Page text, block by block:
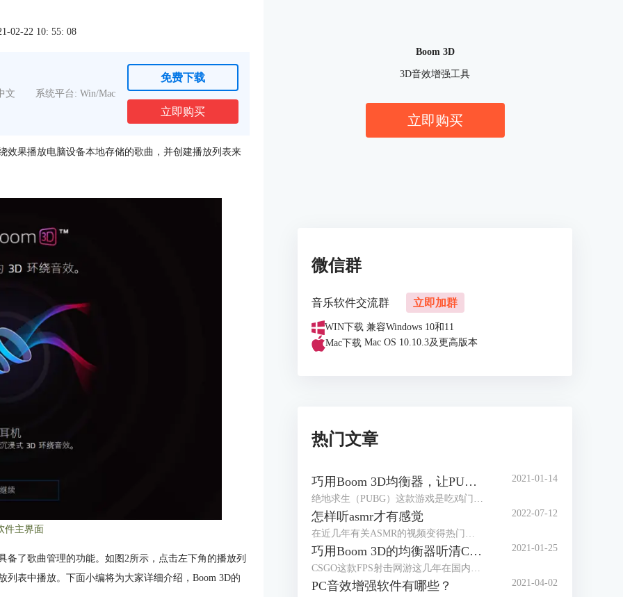
02-22 10: 55: 08
文 系统平台: Win/Mac
免费下载
立即购买
效果播放电脑设备本地存储的歌曲，并创建播放列表来
件主界面
备了歌曲管理的功能。如图2所示，点击左下角的播放列
列表中播放。下面小编将为大家详细介绍，Boom 3D的
Boom 3D
3D音效增强工具
立即购买
微信群
音乐软件交流群 立即加群
WIN下载 兼容Windows 10和11
Mac下载 Mac OS 10.10.3及更高版本
热门文章
巧用Boom 3D均衡器，让PUBG脚步声更清晰
绝地求生（PUBG）这款游戏是吃鸡门类的佼佼者，在国内有大量玩家。它上市已经有段时间，服务器里高手遍地，那有没有方法让小白玩家在对局里获得优势，也能畅快吃鸡？本文就来介绍Windows系统上怎样用Boom 3D的均衡器放大“吃鸡”里的脚步声。
2021-01-14
怎样听asmr才有感觉
在近几年有关ASMR的视频变得热门起来，内容多种多样，有揉搓纸袋、敲打键盘，也有温柔低语的人声。很多人认为观看这些视频都会有种放松的感觉，甚至有人把ASMR视频作为助眠的工具来播放。
2022-07-12
巧用Boom 3D的均衡器听清CSGO的脚步声
CSGO这款FPS射击网游这几年在国内很火爆，如何才能在这款游戏中获得优势呢？均衡器就能帮上大忙。本文介绍如何用音频增强软件Boom 3D的均衡器让CSGO的脚步声更容易听清。
2021-01-25
PC音效增强软件有哪些？ 2021-04-02